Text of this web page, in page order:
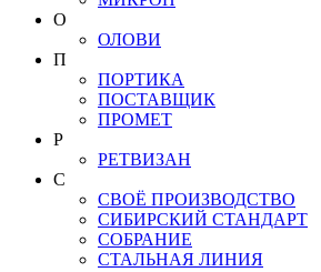
О
ОЛОВИ
П
ПОРТИКА
ПОСТАВЩИК
ПРОМЕТ
Р
РЕТВИЗАН
С
СВОЁ ПРОИЗВОДСТВО
СИБИРСКИЙ СТАНДАРТ
СОБРАНИЕ
СТАЛЬНАЯ ЛИНИЯ